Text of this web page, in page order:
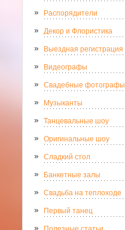
Распорядители
Декор и Флористика
Выездная регистрация
Видеографы
Свадебные фотографы
Музыканты
Танцевальные шоу
Оригинальные шоу
Сладкий стол
Банкетные залы
Свадьба на теплоходе
Первый танец